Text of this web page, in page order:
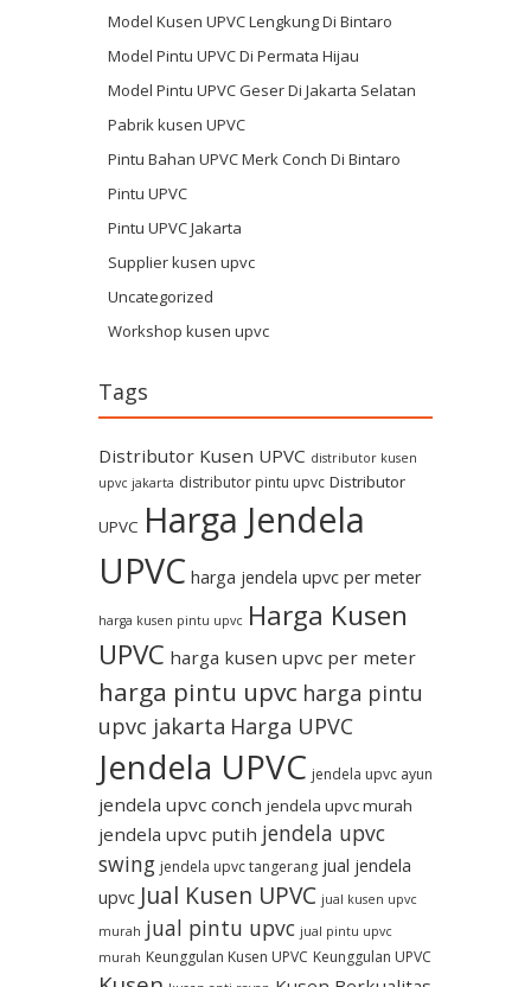
Model Kusen UPVC Lengkung Di Bintaro
Model Pintu UPVC Di Permata Hijau
Model Pintu UPVC Geser Di Jakarta Selatan
Pabrik kusen UPVC
Pintu Bahan UPVC Merk Conch Di Bintaro
Pintu UPVC
Pintu UPVC Jakarta
Supplier kusen upvc
Uncategorized
Workshop kusen upvc
Tags
Distributor Kusen UPVC distributor kusen
upvc jakarta distributor pintu upvc Distributor
UPVC Harga Jendela
UPVC harga jendela upvc per meter
harga kusen pintu upvc Harga Kusen
UPVC harga kusen upvc per meter
harga pintu upvc harga pintu
upvc jakarta Harga UPVC
Jendela UPVC jendela upvc ayun
jendela upvc conch jendela upvc murah
jendela upvc putih jendela upvc
swing jendela upvc tangerang jual jendela
upvc Jual Kusen UPVC jual kusen upvc
murah jual pintu upvc jual pintu upvc
murah Keunggulan Kusen UPVC Keunggulan UPVC